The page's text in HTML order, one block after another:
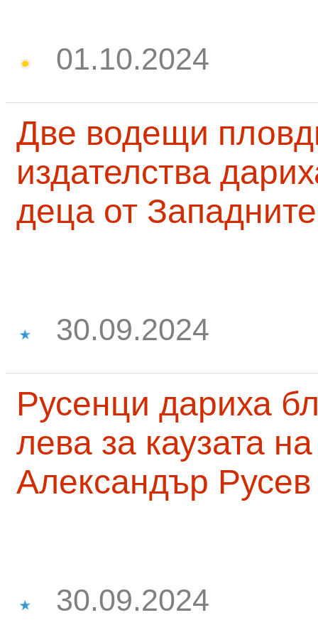
01.10.2024
Две водещи
издателства
деца от
30.09.2024
Русенци дариха
лева за каузата
Александър Русев
30.09.2024